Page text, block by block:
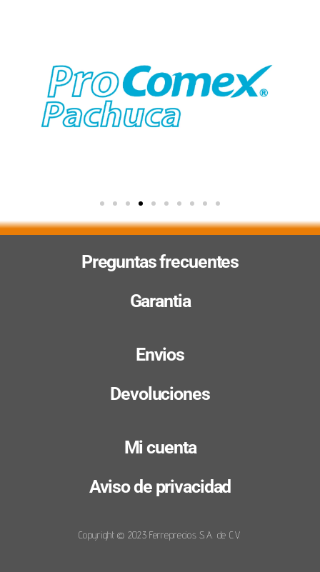
Preguntas frecuentes
Garantia
Envios
Devoluciones
Mi cuenta
Aviso de privacidad
Copyright © 2023 Ferreprecios S.A. de C.V.